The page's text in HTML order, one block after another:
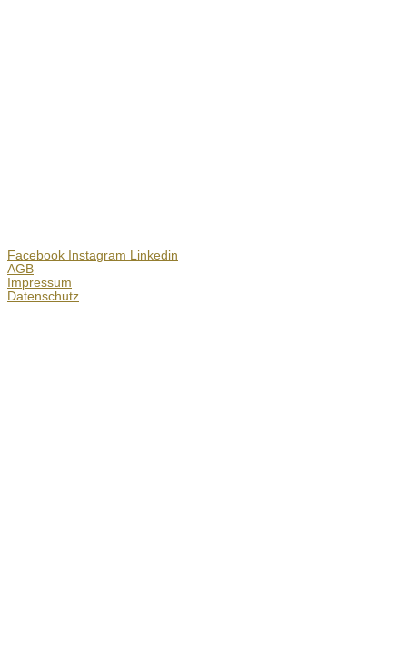
Facebook Instagram
Linkedin
AGB
Impressum
Datenschutz